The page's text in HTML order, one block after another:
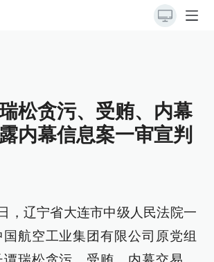
松贪污、受贿、内幕
内幕信息案一审宣判
，辽宁省大连市中级人民法院一
航空工业集团有限公司原党组